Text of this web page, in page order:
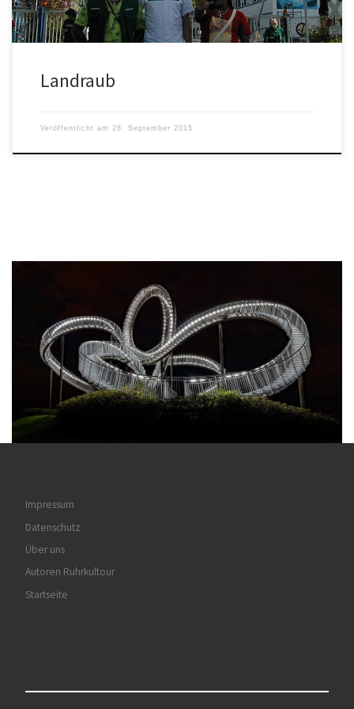
Landraub
Veröffentlicht am 28. September 2015
Impressum
Datenschutz
Über uns
Autoren Ruhrkultour
Startseite